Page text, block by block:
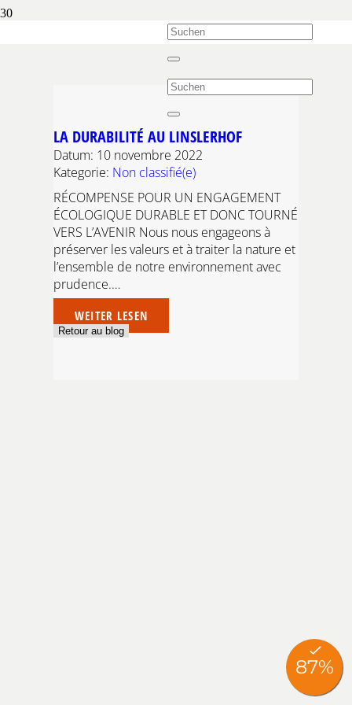
LA DURABILITÉ AU LINSLERHOF
Datum: 10 novembre 2022
Kategorie: Non classifié(e)
RÉCOMPENSE POUR UN ENGAGEMENT
ÉCOLOGIQUE DURABLE ET DONC TOURNÉ
VERS L’AVENIR Nous nous engageons à
préserver les valeurs et à traiter la nature et
l’ensemble de notre environnement avec
prudence.…
WEITER LESEN
Retour au blog